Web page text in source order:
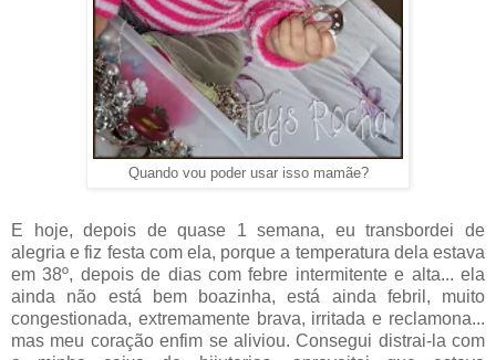
Quando vou poder usar isso mamãe?
E hoje, depois de quase 1 semana, eu transbordei de
alegria e fiz festa com ela, porque a temperatura dela estava
em 38º, depois de dias com febre intermitente e alta... ela
ainda não está bem boazinha, está ainda febril, muito
congestionada, extremamente brava, irritada e reclamona...
mas meu coração enfim se aliviou. Consegui distrai-la com